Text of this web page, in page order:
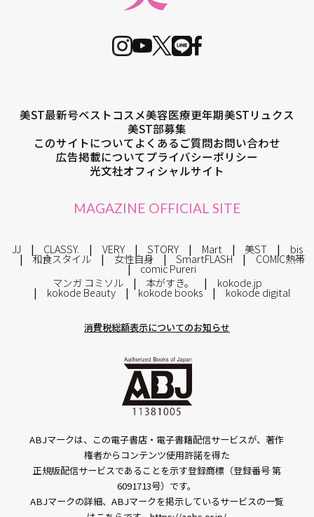
美ST最新号ベストコスメ美容医療更年期美STリュクス
美ST部募集
このサイトについてよくあるご質問お問い合わせ
広告掲載についてプライバシーポリシー
光文社オフィシャルサイト
MAGAZINE OFFICIAL SITE
JJ CLASSY. VERY STORY Mart 美ST bis
和食スタイル 女性自身 SmartFLASH COMIC熱帯
comic Pureri
マンガ コミソル
本がすき。 kokode.jp
kokode Beauty kokode books kokode digital
消費税総額表示についてのお知らせ
ABJマークは、この電子書店・電子書籍配信サービスが、著作
権者からコンテンツ使用許諾を得た
正規版配信サービスであることを示す登録商標（登録番号 第
6091713号）です。
ABJマークの詳細、ABJマークを掲示しているサービスの一覧